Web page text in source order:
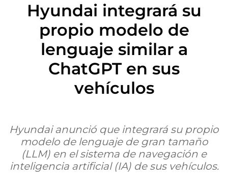
Hyundai integrará su
propio modelo de
lenguaje similar a
ChatGPT en sus
vehículos
Hyundai anunció que integrará su propio
modelo de lenguaje de gran tamaño
(LLM) en el sistema de navegación e
inteligencia artificial (IA) de sus vehículos.